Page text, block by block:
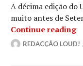
A décima edição do
muito antes de
Continue reading
REDACÇÃO LOUD!